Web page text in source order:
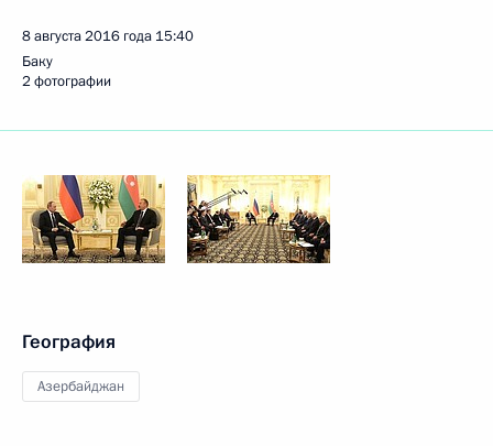
8 августа 2016 года 15:40
Баку
2 фотографии
География
Азербайджан